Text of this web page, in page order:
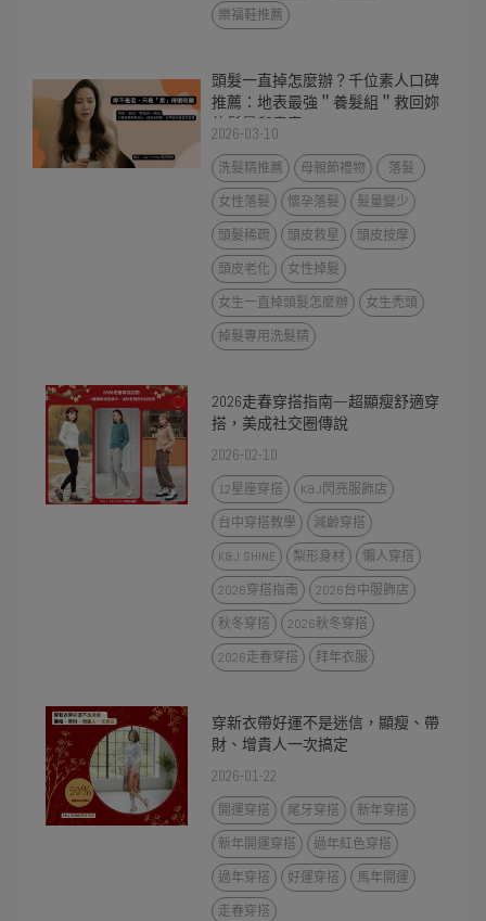
樂福鞋推薦
頭髮一直掉怎麼辦？千位素人口碑
推薦：地表最強＂養髮組＂救回妳
的髮量與青春
2026-03-10
洗髮精推薦 母親節禮物
落髮
女性落髮
懷孕落髮
髮量變少
頭髮稀疏
頭皮救星
頭皮按摩
頭皮老化
女性掉髮
女生一直掉頭髮怎麼辦
女生禿頭
掉髮專用洗髮精
2026走春穿搭指南—超顯瘦舒適穿
搭，美成社交圈傳說
2026-02-10
12星座穿搭
K&J閃亮服飾店
台中穿搭教學
減齡穿搭
K&J SHINE
梨形身材
懶人穿搭
2026穿搭指南
2026台中服飾店
秋冬穿搭
2026秋冬穿搭
2026走春穿搭
拜年衣服
穿新衣帶好運不是迷信，顯瘦、帶
財、增貴人一次搞定
2026-01-22
開運穿搭 尾牙穿搭
新年穿搭
新年開運穿搭
過年紅色穿搭
過年穿搭
好運穿搭
馬年開運
走春穿搭